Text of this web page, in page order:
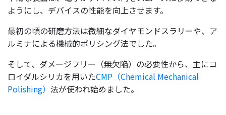
ようにし、デバイスの性能を向上させます。
最初の頃の研磨方法は微細なダイヤモンドスラリーや、ア
ルミナによる機械的ポリシング法でした。
そして、ダメージフリー（無欠陥）の必要性から、主にコ
ロイダルシリカを用いたCMP（Chemical Mechanical
Polishing） 法が使われ始めました。